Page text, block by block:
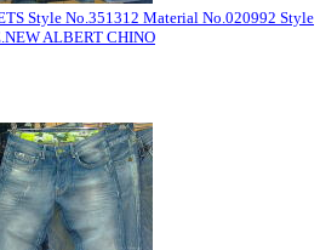
Style No.351312 Material No.020992 Style
ALBERT CHINO